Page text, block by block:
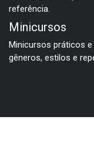
referência.
Minicursos
Minicursos práticos
gêneros, estilos e